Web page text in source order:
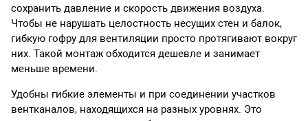
сохранить давление и скорость движения воздуха.
Чтобы не нарушать целостность несущих стен и балок,
гибкую гофру для вентиляции просто протягивают вокруг
них. Такой монтаж обходится дешевле и занимает
меньше времени.
Удобны гибкие элементы и при соединении участков
вентканалов, находящихся на разных уровнях. Это